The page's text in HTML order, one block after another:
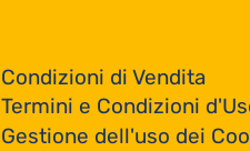
Condizioni di Vendita
Termini e Condizioni
Gestione dell'uso dei